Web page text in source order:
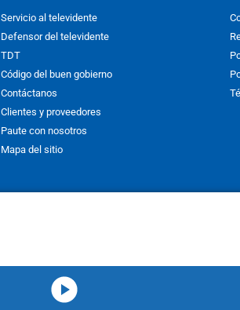
Servicio al televidente
Defensor del televidente
TDT
Código del buen gobierno
Contáctanos
Clientes y proveedores
Paute con nosotros
Mapa del sitio
total o parcial, así como su traducción a
without written permission is prohibited. All